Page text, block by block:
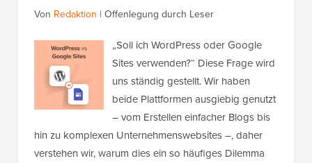
Von Redaktion | Offenlegung durch Leser
„Soll ich WordPress oder Google
Sites verwenden?“ Diese Frage wird
uns ständig gestellt. Wir haben
beide Plattformen ausgiebig genutzt
– vom Erstellen einfacher Blogs bis
hin zu komplexen Unternehmenswebsites –, daher
verstehen wir, warum dies ein so häufiges Dilemma